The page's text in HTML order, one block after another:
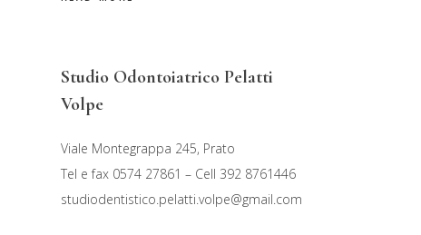
Studio Odontoiatrico Pelatti
Volpe
Viale Montegrappa 245, Prato
Tel e fax 0574 27861 – Cell 392 8761446
studiodentistico.pelatti.volpe@gmail.com